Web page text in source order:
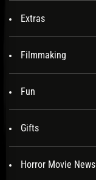
Extras
Filmmaking
Fun
Gifts
Horror Movie News